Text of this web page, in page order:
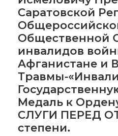
Саратовской
Общественной
инвалидов
Афганистане и
Травмы-
Медаль к
СЛУГИ ПЕРЕД
степени.